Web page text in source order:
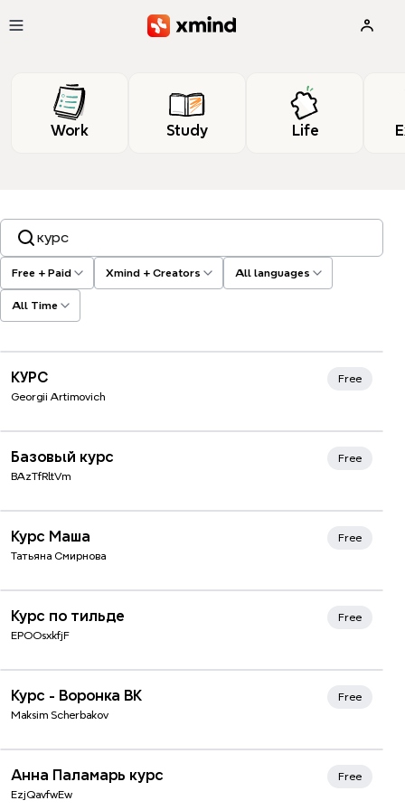
Work Study Life
Free + Paid Xmind + Creators All languages
All Time
Search templates, tags…
КУРС
Georgii Artimovich
Free
Базовый курс
BAzTfRltVm
Free
Курс Маша
Татьяна Смирнова
Free
Курс по тильде
EPOOsxkfjF
Free
Курс - Воронка ВК
Maksim Scherbakov
Free
Анна Паламарь курс
EzjQavfwEw
Free